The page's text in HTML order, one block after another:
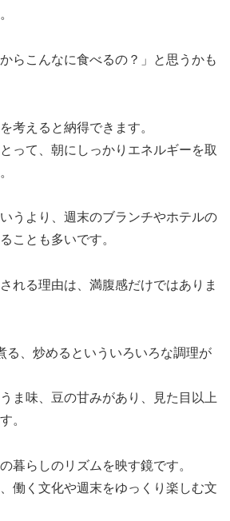
らこんなに食べるの？」と思うかも
考えると納得できます。
って、朝にしっかりエネルギーを取
うより、週末のブランチやホテルの
ことも多いです。
れる理由は、満腹感だけではありま
る、炒めるといういろいろな調理が
ま味、豆の甘みがあり、見た目以上
。
暮らしのリズムを映す鏡です。
働く文化や週末をゆっくり楽しむ文